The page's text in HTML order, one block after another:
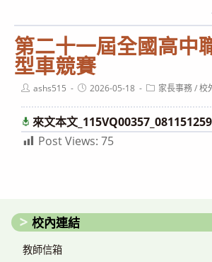
第二十一屆全國高中
型車競賽
Postashs515
Post2026-05-18
Post家長事務/校
來文本文
Post Views: 75
校內連結
教師信箱